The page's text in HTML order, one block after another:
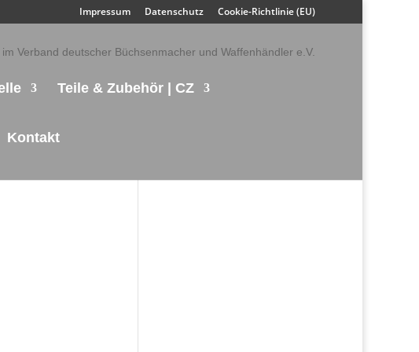
Impressum Datenschutz Cookie-Richtlinie (EU)
Teile & Zubehör | CZ
Kontakt